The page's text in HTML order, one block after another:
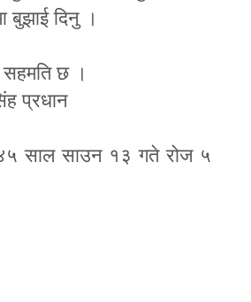
बुझाई दिनु ।
सहमति छ ।
प्रधान
साल साउन १३ गते रोज ५